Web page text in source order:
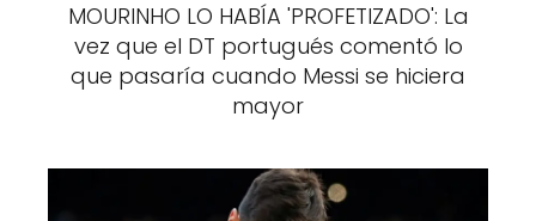
MOURINHO LO HABÍA 'PROFETIZADO': La
vez que el DT portugués comentó lo
que pasaría cuando Messi se hiciera
mayor